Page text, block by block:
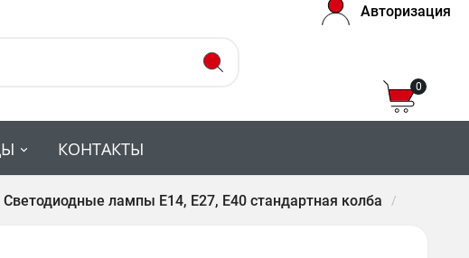
Авторизация
0
КОНТАКТЫ
Светодиодные лампы E14, E27, E40 стандартная колба